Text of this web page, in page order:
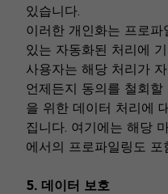
있습니다.
이러한 개인화는 프로
있는 자동화된 처리에
사용자는 해당 처리가
언제든지 동의를 철회
을 위한 데이터 처리에
집니다. 여기에는 해당
에서의 프로파일링도 포
5. 데이터 보호